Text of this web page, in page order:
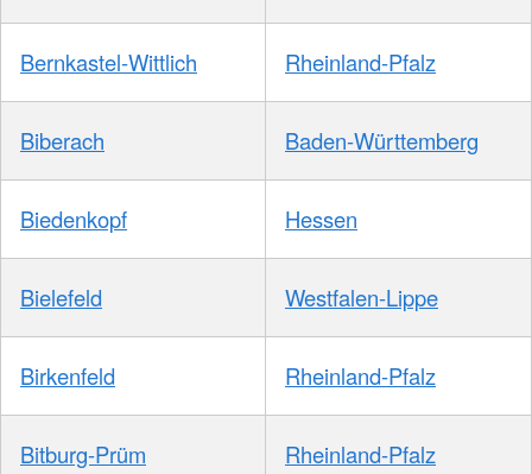
Bernkastel-Wittlich Rheinland-Pfalz
Biberach Baden-Württemberg
Biedenkopf Hessen
Bielefeld Westfalen-Lippe
Birkenfeld Rheinland-Pfalz
Bitburg-Prüm Rheinland-Pfalz